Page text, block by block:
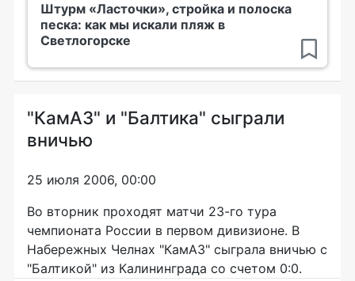
Штурм «Ласточки», стройка и полоска
песка: как мы искали пляж в
Светлогорске
"КамАЗ" и "Балтика" сыграли
вничью
25 июля 2006, 00:00
Во вторник проходят матчи 23-го тура
чемпионата России в первом дивизионе. В
Набережных Челнах "КамАЗ" сыграла вничью с
"Балтикой" из Калининграда со счетом 0:0.